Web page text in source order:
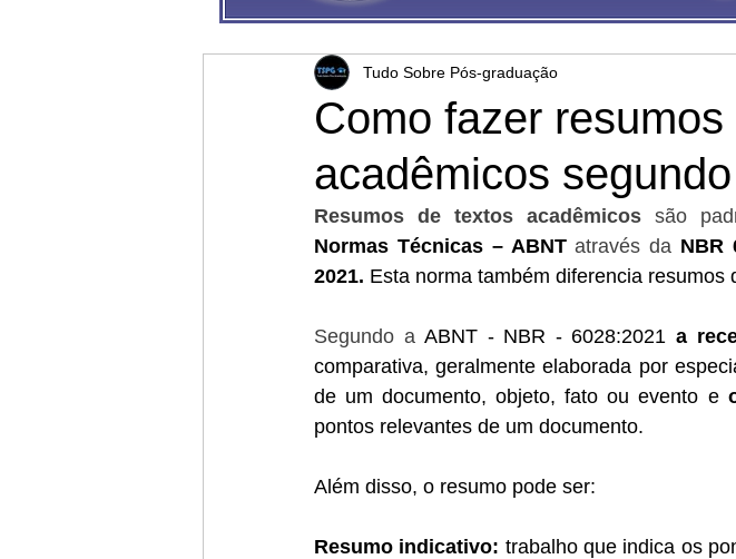
Como fazer
acadêmicos
Tudo Sobre Pós-graduação
Resumos de textos acadêmicos são
Normas Técnicas – ABNT através da NBR
2021. Esta norma também diferencia resumos
Segundo a ABNT - NBR - 6028:2021 a
comparativa, geralmente elaborada por
de um documento, objeto, fato ou evento e
pontos relevantes de um documento.
Além disso, o resumo pode ser:
Resumo indicativo: trabalho que indica os